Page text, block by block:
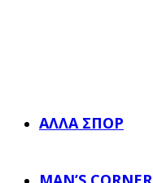
ΆΛΛΑ ΣΠΟΡ